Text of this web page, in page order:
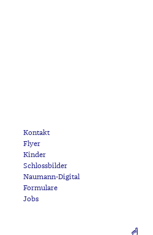
Kontakt
Flyer
Kinder
Schlossbilder
Naumann-Digital
Formulare
Jobs